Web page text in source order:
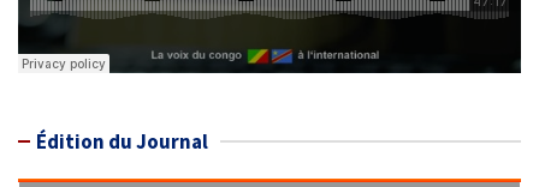
Édition du Journal